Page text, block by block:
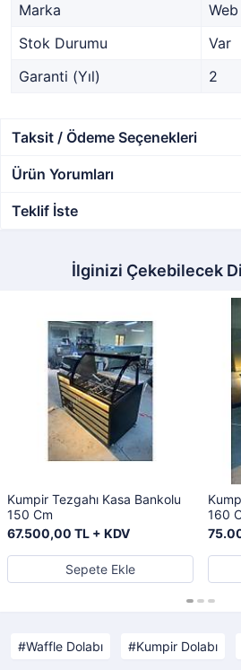
Marka
Stok Durumu
Var
Garanti (Yıl)
2
Taksit / Ödeme Seçenekleri
Ürün Yorumları
Teklif İste
İlginizi Çekebilecek
Kumpir Tezgahı Kasa Bankolu
150 Cm
67.500,00 TL + KDV
Sepete Ekle
160
Waffle Dolabı Kumpir Dolabı